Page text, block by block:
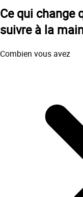
Ce qui change
suivre à la
Combien vous avez